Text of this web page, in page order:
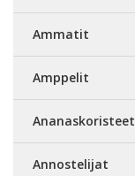
Ammatit
Amppelit
Ananaskoristeet
Annostelijat